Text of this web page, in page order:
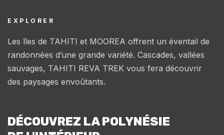
EXPLORER
Les îles de TAHITI et MOOREA offrent un éventail de
randonnées d’une grande variété. Cascades, vallées
sauvages, TAHITI REVA TREK vous fera découvrir
des paysages envoûtants.
DÉCOUVREZ LA POLYNÉSIE